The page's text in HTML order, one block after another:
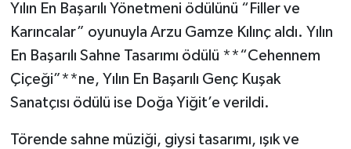
Yılın En Başarılı Yönetmeni ödülünü “Filler ve
Karıncalar” oyunuyla Arzu Gamze Kılınç aldı. Yılın
En Başarılı Sahne Tasarımı ödülü **“Cehennem
Çiçeği”**ne, Yılın En Başarılı Genç Kuşak
Sanatçısı ödülü ise Doğa Yiğit’e verildi.
Törende sahne müziği, giysi tasarımı, ışık ve